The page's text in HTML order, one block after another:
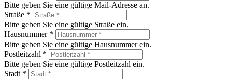
Bitte geben Sie eine gültige Mail-Adresse an.
Straße *
Bitte geben Sie eine gültige Straße ein.
Hausnummer *
Bitte geben Sie eine gültige Hausnummer ein.
Postleitzahl *
Bitte geben Sie eine gültige Postleitzahl ein.
Stadt *